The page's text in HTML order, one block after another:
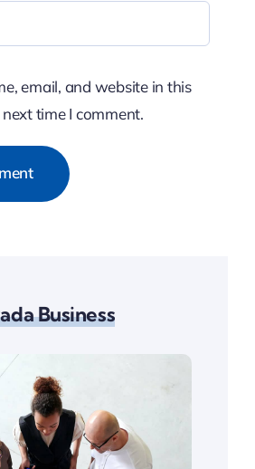
email, and website in this
time I comment.
Business